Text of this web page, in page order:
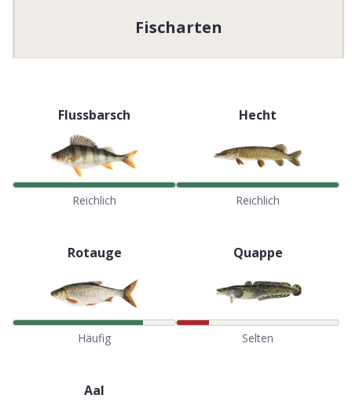
Fischarten
Flussbarsch
Reichlich
Hecht
Reichlich
Rotauge
Häufig
Quappe
Selten
Aal